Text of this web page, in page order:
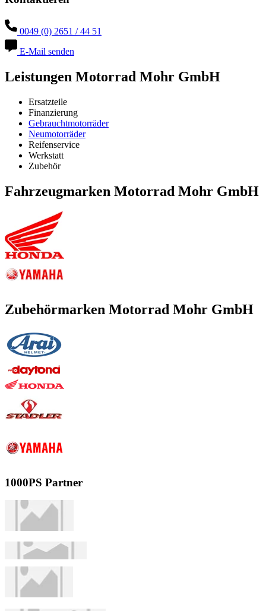
0049 (0) 2651 / 44 51
E-Mail senden
Leistungen Motorrad Mohr GmbH
Ersatzteile
Finanzierung
Gebrauchtmotorräder
Neumotorräder
Reifenservice
Werkstatt
Zubehör
Fahrzeugmarken Motorrad Mohr GmbH
Zubehörmarken Motorrad Mohr GmbH
1000PS Partner